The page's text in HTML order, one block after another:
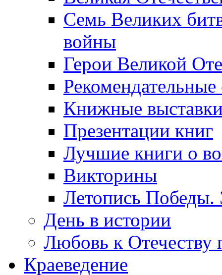
Семь Великих
войны
Герои Великой
Рекомендательные
Книжные
Презентации книг
Лучшие книги о
Викторины
Летопись Победы.
День в истории
Любовь к Отечеству
Краеведение